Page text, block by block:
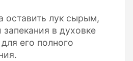
оставить лук сырым,
запекания в духовке
его полного